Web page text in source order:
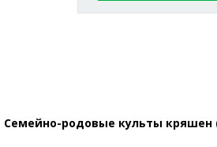
Семейно-родовые культы кряшен